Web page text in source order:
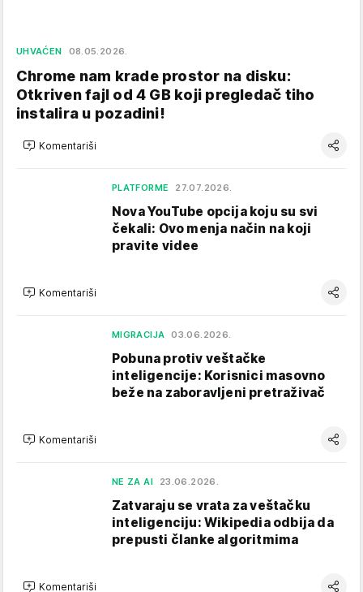
UHVAĆEN 08.05.2026.
Chrome nam krade prostor na disku:
Otkriven fajl od 4 GB koji pregledač tiho
instalira u pozadini!
Komentariši
PLATFORME 27.07.2026.
Nova YouTube opcija koju su svi
čekali: Ovo menja način na koji
pravite videe
Komentariši
MIGRACIJA 03.06.2026.
Pobuna protiv veštačke
inteligencije: Korisnici masovno
beže na zaboravljeni pretraživač
Komentariši
NE ZA AI 23.06.2026.
Zatvaraju se vrata za veštačku
inteligenciju: Wikipedia odbija da
prepusti članke algoritmima
Komentariši